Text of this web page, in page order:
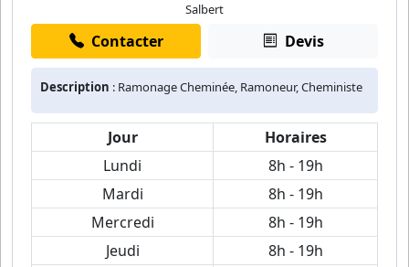
Salbert
Contacter Devis
Description : Ramonage Cheminée, Ramoneur, Cheministe
Jour
Horaires
Lundi
8h - 19h
Mardi
8h - 19h
Mercredi
8h - 19h
Jeudi
8h - 19h